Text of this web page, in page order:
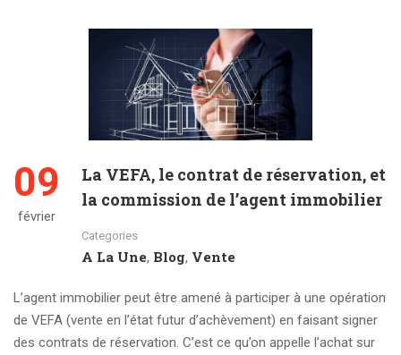
09
février
La VEFA, le contrat de réservation, et
la commission de l’agent immobilier
Categories
A La Une, Blog, Vente
L’agent immobilier peut être amené à participer à une opération
de VEFA (vente en l’état futur d’achèvement) en faisant signer
des contrats de réservation. C’est ce qu’on appelle l’achat sur